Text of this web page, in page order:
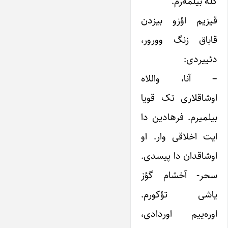
قیزیم اؤزو بیزدن
قاباق زنگ وورور،
دئییردی:
– آنا، واللاه
اوشاقلاری تک قویا
بیلمیرم. فرهادین دا
ایت اخلاقی وار. او
اوشاقدان دا پیسدی.
سحر- آخشام گؤز
یاشی تؤکورم.
اوره‌ییم اوردادی،